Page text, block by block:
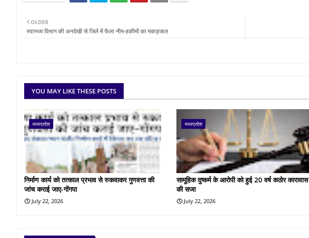
OLDER
स्वास्थ्य विभाग की अनदेखी से जिले में फैला नीम-हकीमों का मकड़जाल
YOU MAY LIKE THESE POSTS
मध्यप्रदेश
निर्माण कार्य को तत्काल प्रभाव से रुकवाकर गुणवत्ता की
जांच कराई जाए-गोंगपा
July 22, 2026
मध्यप्रदेश
सामूहिक दुष्कर्म के आरोपी को हुई 20 वर्ष कठोर कारावास
की सजा
July 22, 2026